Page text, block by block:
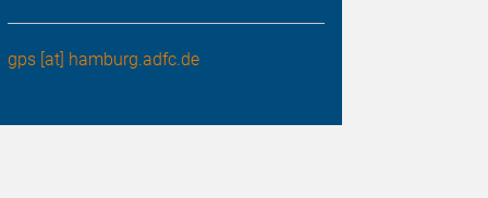
gps [at] hamburg.adfc.de